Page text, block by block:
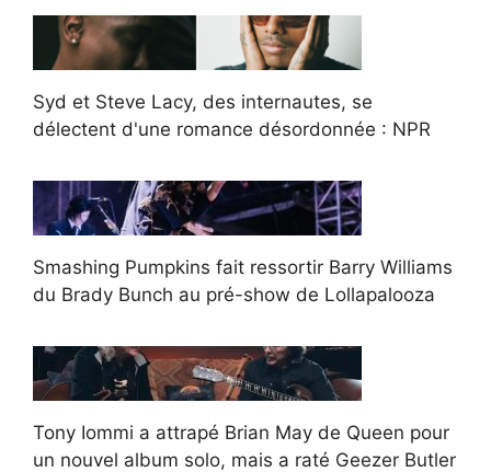
Syd et Steve Lacy, des internautes, se
délectent d'une romance désordonnée : NPR
Smashing Pumpkins fait ressortir Barry Williams
du Brady Bunch au pré-show de Lollapalooza
Tony Iommi a attrapé Brian May de Queen pour
un nouvel album solo, mais a raté Geezer Butler